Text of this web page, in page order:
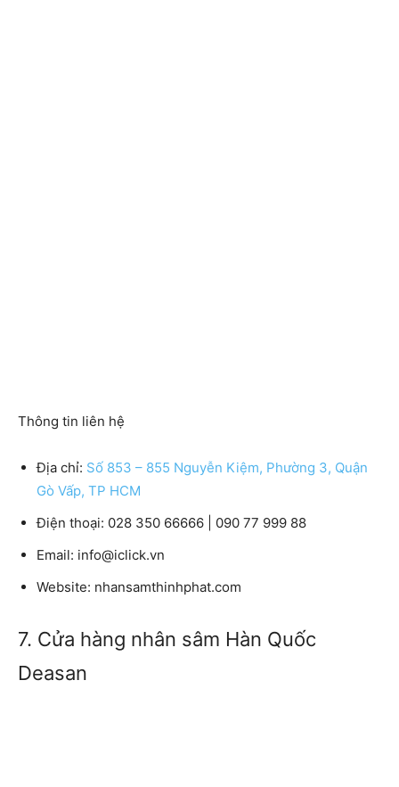
Thông tin liên hệ
Địa chỉ: Số 853 – 855 Nguyễn Kiệm, Phường 3, Quận
Gò Vấp, TP HCM
Điện thoại: 028 350 66666 | 090 77 999 88
Email: info@iclick.vn
Website: nhansamthinhphat.com
7. Cửa hàng nhân sâm Hàn Quốc
Deasan